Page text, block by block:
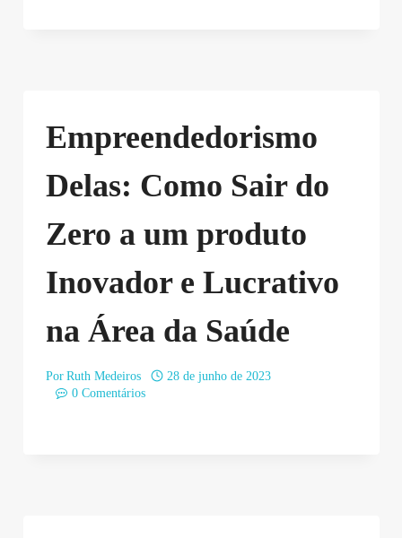
Empreendedorismo
Delas: Como Sair do
Zero a um produto
Inovador e Lucrativo
na Área da Saúde
Por Ruth Medeiros
28 de junho de 2023
0 Comentários